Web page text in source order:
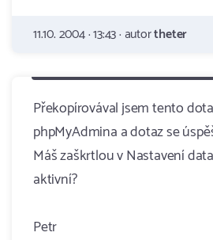
11.10. 2004 · 13:43 · autortheter
Překopírovával jsem tento
phpMyAdmina a dotaz se
Máš zaškrtlou v Nastavení
aktivní?
Petr